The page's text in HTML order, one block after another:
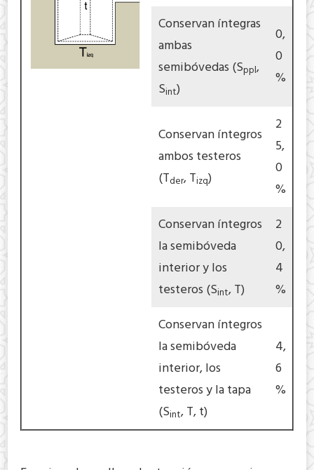
Conservan íntegras
ambas
semibóvedas (Sppl,
Sint)
0,
0
%
Conservan íntegros
ambos testeros
(Tder, Tizq)
2
5,
0
%
Conservan íntegros
la semibóveda
interior y los
testeros (Sint, T)
2
0,
4
%
Conservan íntegros
la semibóveda
interior, los
testeros y la tapa
(Sint, T, t)
4,
6
%